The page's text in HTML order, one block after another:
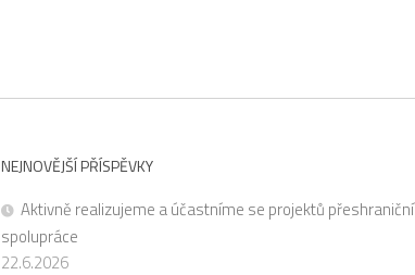
NEJNOVĚJŠÍ PŘÍSPĚVKY
Aktivně realizujeme a účastníme se projektů přeshraniční
spolupráce
22.6.2026